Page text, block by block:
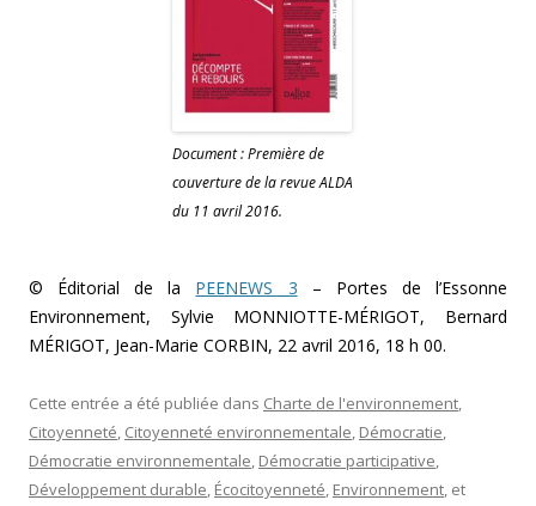
Document : Première de
couverture de la revue ALDA
du 11 avril 2016.
© Éditorial de la PEENEWS 3 – Portes de l’Essonne
Environnement, Sylvie MONNIOTTE-MÉRIGOT, Bernard
MÉRIGOT, Jean-Marie CORBIN, 22 avril 2016, 18 h 00.
Cette entrée a été publiée dans Charte de l'environnement,
Citoyenneté, Citoyenneté environnementale, Démocratie,
Démocratie environnementale, Démocratie participative,
Développement durable, Écocitoyenneté, Environnement, et